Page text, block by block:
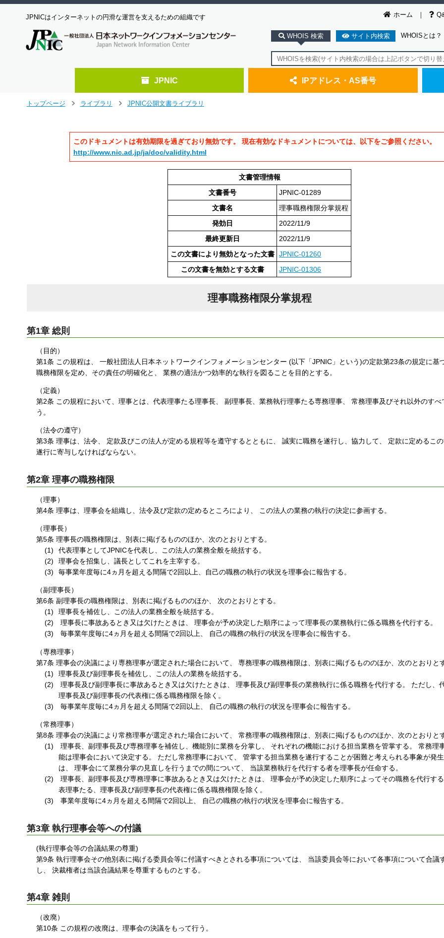
ホーム
JPNICはインターネットの円滑な運営を支えるための組織です
WHOIS 検索 サイト内検索 WHOISとは？
JPNIC IPアドレス・AS番号
トップページ
ライブラリ
JPNIC公開文書ライブラリ
このドキュメントは有効期限を過ぎており無効です。 現在有効なドキュメントについては、以下をご参照ください。
http://www.nic.ad.jp/ja/doc/validity.html
文書管理情報
文書番号
JPNIC-01289
文書名
理事職務権限分掌規程
発効日
2022/11/9
最終更新日
2022/11/9
この文書により無効となった文書
JPNIC-01260
この文書を無効とする文書
JPNIC-01306
理事職務権限分掌規程
第1章 総則
（目的）
第1条 この規程は、 一般社団法人日本ネットワークインフォメーションセンター (以下「JPNIC」という)の定款第23条の規定に基
職務権限を定め、その責任の明確化と、 業務の適法かつ効率的な執行を図ることを目的とする。
（定義）
第2条 この規程において、理事とは、代表理事たる理事長、 副理事長、業務執行理事たる専務理事、 常務理事及びそれ以外のすべ
う。
（法令の遵守）
第3条 理事は、法令、 定款及びこの法人が定める規程等を遵守するとともに、 誠実に職務を遂行し、協力して、 定款に定めるこ
遂行に寄与しなければならない。
第2章 理事の職務権限
（理事）
第4条 理事は、理事会を組織し、法令及び定款の定めるところにより、 この法人の業務の執行の決定に参画する。
（理事長）
第5条 理事長の職務権限は、別表に掲げるもののほか、次のとおりとする。
代表理事としてJPNICを代表し、この法人の業務全般を統括する。
理事会を招集し、議長としてこれを主宰する。
毎事業年度毎に4ヵ月を超える間隔で2回以上、自己の職務の執行の状況を理事会に報告する。
（副理事長）
第6条 副理事長の職務権限は、別表に掲げるもののほか、 次のとおりとする。
理事長を補佐し、この法人の業務全般を統括する。
理事長に事故あるとき又は欠けたときは、 理事会が予め決定した順序によって理事長の業務執行に係る職務を代行する。
毎事業年度毎に4ヵ月を超える間隔で2回以上、 自己の職務の執行の状況を理事会に報告する。
（専務理事）
第7条 理事会の決議により専務理事が選定された場合において、 専務理事の職務権限は、別表に掲げるもののほか、次のとおりと
理事長及び副理事長を補佐し、この法人の業務を統括する。
理事長及び副理事長に事故あるとき又は欠けたときは、 理事長及び副理事長の業務執行に係る職務を代行する。 ただし、
理事長及び副理事長の代表権に係る職務権限を除く。
毎事業年度毎に4ヵ月を超える間隔で2回以上、 自己の職務の執行の状況を理事会に報告する。
（常務理事）
第8条 理事会の決議により常務理事が選定された場合において、 常務理事の職務権限は、別表に掲げるもののほか、次のとおりと
理事長、副理事長及び専務理事を補佐し、機能別に業務を分掌し、 それぞれの機能における担当業務を管掌する。 常務理
能は理事会において決定する。 ただし常務理事において、 管掌する担当業務を遂行することが困難と考えられる事象が発
は、 理事会にて業務分掌の見直しを行うまでの間について、 当該業務執行を代行する者を理事長が任命する。
理事長、副理事長及び専務理事に事故あるとき又は欠けたときは、 理事会が予め決定した順序によってその職務を代行す
表理事たる、理事長及び副理事長の代表権に係る職務権限を除く。
事業年度毎に4ヵ月を超える間隔で2回以上、 自己の職務の執行の状況を理事会に報告する。
第3章 執行理事会等への付議
(執行理事会等の合議結果の尊重)
第9条 執行理事会その他別表に掲げる委員会等に付議すべきとされる事項については、 当該委員会等において各事項について合議
し、 決裁権者は当該合議結果を尊重するものとする。
第4章 雑則
（改廃）
第10条 この規程の改廃は、理事会の決議をもって行う。